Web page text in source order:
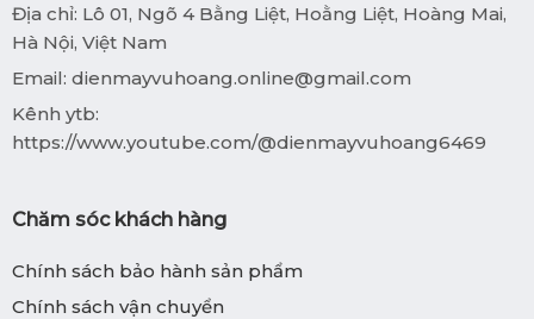
Địa chỉ: Lô 01, Ngõ 4 Bằng Liệt, Hoằng Liệt, Hoàng Mai,
Hà Nội, Việt Nam
Email: dienmayvuhoang.online@gmail.com
Kênh ytb:
https://www.youtube.com/@dienmayvuhoang6469
Chăm sóc khách hàng
Chính sách bảo hành sản phẩm
Chính sách vận chuyển